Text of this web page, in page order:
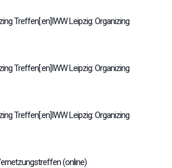
Treffen[:en]IWW Leipzig: Organizing
Treffen[:en]IWW Leipzig: Organizing
Treffen[:en]IWW Leipzig: Organizing
(online)